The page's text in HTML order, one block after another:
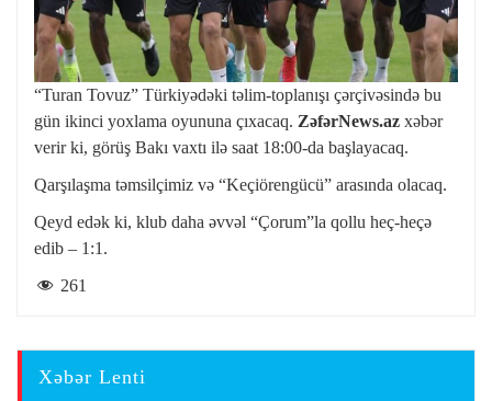
“Turan Tovuz” Türkiyədəki təlim-toplanışı çərçivəsində bu
gün ikinci yoxlama oyununa çıxacaq. ZəfərNews.az xəbər
verir ki, görüş Bakı vaxtı ilə saat 18:00-da başlayacaq.
Qarşılaşma təmsilçimiz və “Keçiörengücü” arasında olacaq.
Qeyd edək ki, klub daha əvvəl “Çorum”la qollu heç-heçə
edib – 1:1.
261
Xəbər Lenti